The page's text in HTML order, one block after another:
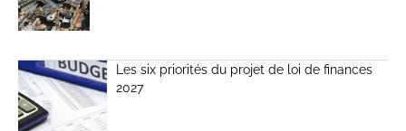
Les six priorités du projet de loi de finances
2027